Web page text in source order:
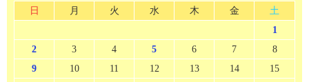
日 月 火 水 木 金
土
1
2
3 4 5 6 7
8
9
10 11 12 13 14
15